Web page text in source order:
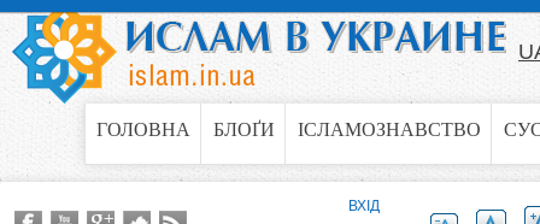
Jump to navigation
ГОЛОВНА БЛОҐИ ІСЛАМОЗНАВСТВО
ВХІД